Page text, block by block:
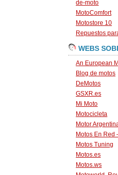
de-moto
MotoComfort
Motostore 10
Repuestos
WEBS
An European
Blog de motos
DeMotos
GSXR.es
Mi Moto
Motocicleta
Motor
Motos En Red
Motos Tuning
Motos.es
Motos.ws